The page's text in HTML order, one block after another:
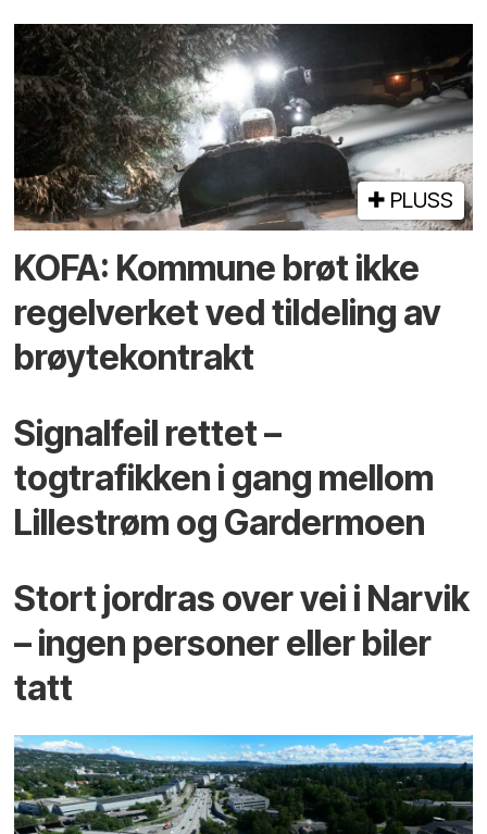
PLUSS
KOFA: Kommune brøt ikke
regelverket ved tildeling av
brøytekontrakt
Signalfeil rettet –
togtrafikken i gang mellom
Lillestrøm og Gardermoen
Stort jordras over vei i Narvik
– ingen personer eller biler
tatt